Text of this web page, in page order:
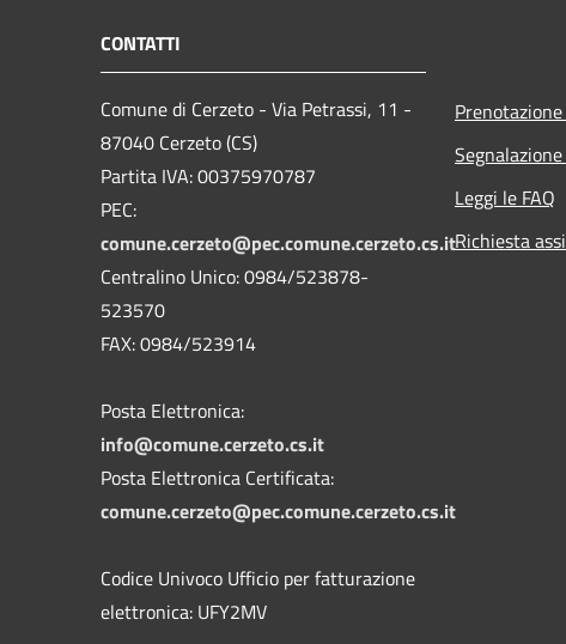
CONTATTI
Comune di Cerzeto - Via Petrassi, 11 -
87040 Cerzeto (CS)
Partita IVA: 00375970787
PEC:
comune.cerzeto@pec.comune.cerzeto.cs.it
Centralino Unico: 0984/523878-
523570
FAX: 0984/523914
Posta Elettronica:
info@comune.cerzeto.cs.it
Posta Elettronica Certificata:
comune.cerzeto@pec.comune.cerzeto.cs.it
Codice Univoco Ufficio per fatturazione
elettronica: UFY2MV
Leggi le FAQ
Richiesta